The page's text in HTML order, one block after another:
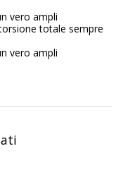
vero ampli
totale sempre
vero ampli